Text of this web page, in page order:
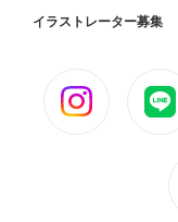
イラストレーター募集